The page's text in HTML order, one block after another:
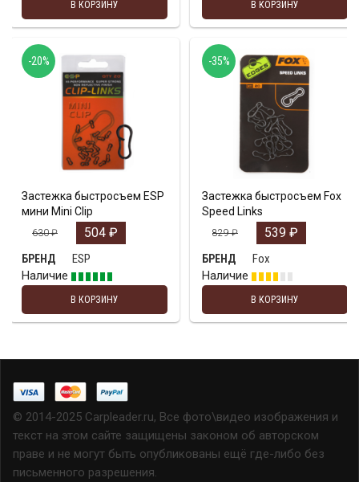
В КОРЗИНУ В КОРЗИНУ
Застежка быстросъем ESP
мини Mini Clip
630₽ 504 ₽
БРЕНД
ESP
Наличие
В КОРЗИНУ
-20%
Застежка быстросъем Fox
Speed Links
829₽ 539 ₽
БРЕНД
Fox
Наличие
В КОРЗИНУ
-35%
© 2014-2025 Carpleader.ru, Все фото\видео изображения и
текст на этом сайте защищены законом об авторском
праве и не могут быть опубликованы ещё где-либо без
письменного разрешения.